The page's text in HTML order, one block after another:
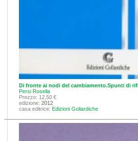
Di fronte ai nodi del cambiamento.Spunti di
Persi Rosella
Prezzo: 12,50 €
edizione: 2012
casa editrice: Edizioni Goliardiche